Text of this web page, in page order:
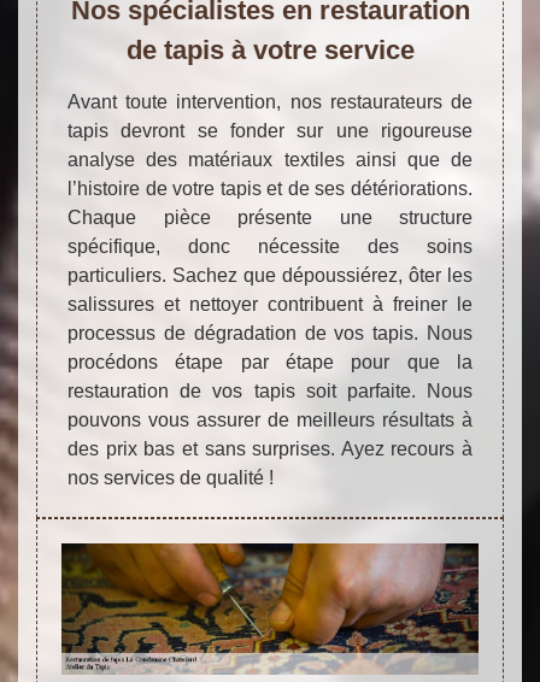
Nos spécialistes en restauration
de tapis à votre service
Avant toute intervention, nos restaurateurs de
tapis devront se fonder sur une rigoureuse
analyse des matériaux textiles ainsi que de
l’histoire de votre tapis et de ses détériorations.
Chaque pièce présente une structure
spécifique, donc nécessite des soins
particuliers. Sachez que dépoussiérez, ôter les
salissures et nettoyer contribuent à freiner le
processus de dégradation de vos tapis. Nous
procédons étape par étape pour que la
restauration de vos tapis soit parfaite. Nous
pouvons vous assurer de meilleurs résultats à
des prix bas et sans surprises. Ayez recours à
nos services de qualité !